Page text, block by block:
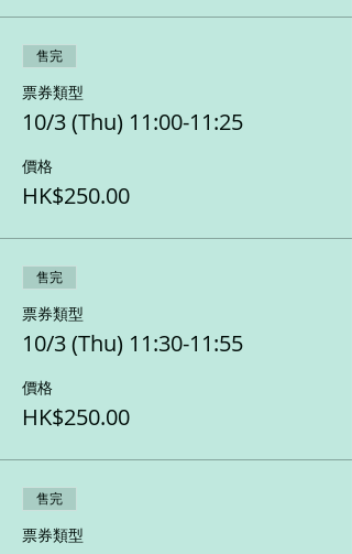
售完
票券類型
10/3 (Thu) 11:00-11:25
價格
HK$250.00
售完
票券類型
10/3 (Thu) 11:30-11:55
價格
HK$250.00
售完
票券類型